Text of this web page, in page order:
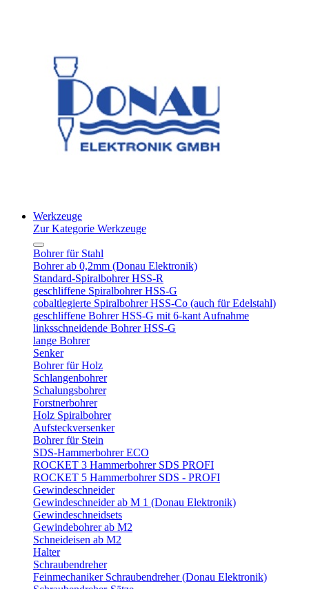
Werkzeuge
Zur Kategorie Werkzeuge
Bohrer für Stahl
Bohrer ab 0,2mm (Donau Elektronik)
Standard-Spiralbohrer HSS-R
geschliffene Spiralbohrer HSS-G
cobaltlegierte Spiralbohrer HSS-Co (auch für Edelstahl)
geschliffene Bohrer HSS-G mit 6-kant Aufnahme
linksschneidende Bohrer HSS-G
lange Bohrer
Senker
Bohrer für Holz
Schlangenbohrer
Schalungsbohrer
Forstnerbohrer
Holz Spiralbohrer
Aufsteckversenker
Bohrer für Stein
SDS-Hammerbohrer ECO
ROCKET 3 Hammerbohrer SDS PROFI
ROCKET 5 Hammerbohrer SDS - PROFI
Gewindeschneider
Gewindeschneider ab M 1 (Donau Elektronik)
Gewindeschneidsets
Gewindebohrer ab M2
Schneideisen ab M2
Halter
Schraubendreher
Feinmechaniker Schraubendreher (Donau Elektronik)